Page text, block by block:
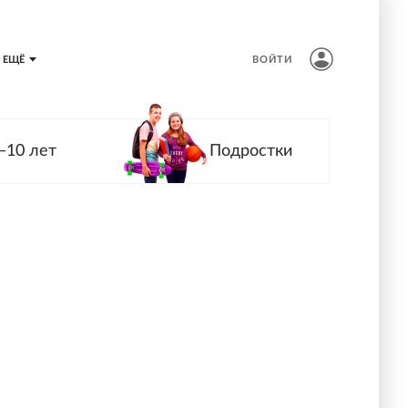
ЕЩЁ ВОЙТИ
лет Подростки